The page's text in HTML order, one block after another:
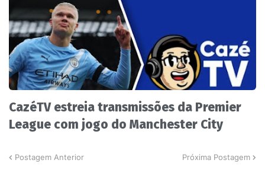
CazéTV estreia transmissões da Premier
League com jogo do Manchester City
Postagem Anterior Próxima Postagem